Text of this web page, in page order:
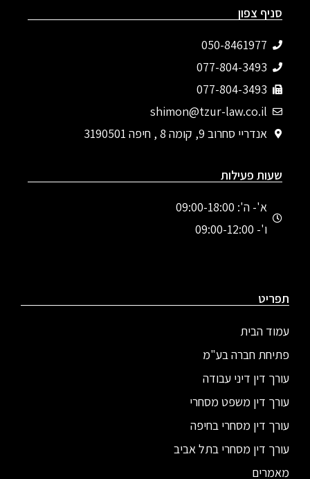
סניף צפון
050-8461977
077-804-3493‬
077-804-3493
shimon@tzur-law.co.il
אנדריי סחרוב 9, קומה 8 , חיפה 3190501
שעות פעילות
א'- ה': 09:00-18:00
ו'- 09:00-12:00
תפריט
עמוד הבית
פתיחת חברה בע"מ
עורך דין דיני עבודה
עורך דין משפט מסחרי
עורך דין מסחרי בחיפה
עורך דין מסחרי בתל אביב
מאמרים